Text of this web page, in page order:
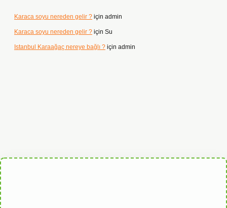
Karaca soyu nereden gelir ? için admin
Karaca soyu nereden gelir ? için Su
Istanbul Karaağaç nereye bağlı ? için admin